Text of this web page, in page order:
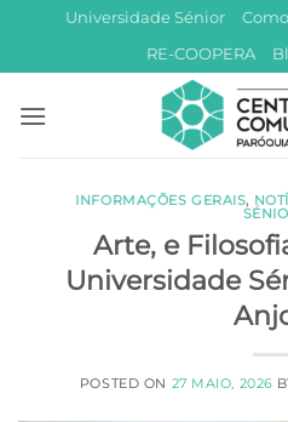
content
Universidade Sénior
RE-COOPERA
INFORMAÇÕES GERAIS,
Arte, e
Universidade
POSTED ON 27 MAIO, 2026